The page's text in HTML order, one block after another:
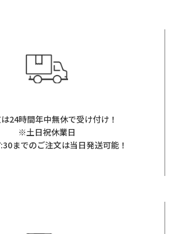
24時間年中無休で受け付け！
※土日祝休業日
までのご注文は当日発送可能！